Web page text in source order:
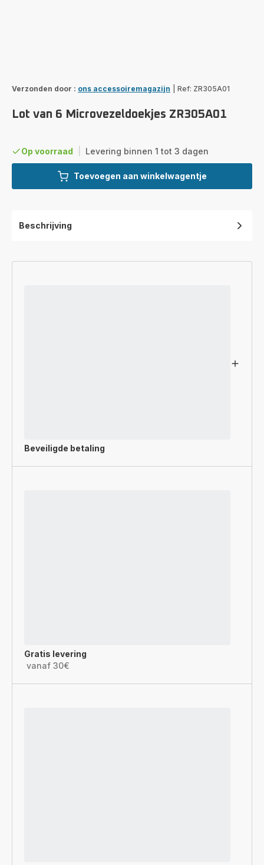
Verzonden door : ons accessoiremagazijn Ref: ZR305A01
Lot van 6 Microvezeldoekjes ZR305A01
Op voorraad Levering binnen 1 tot 3 dagen
Toevoegen aan winkelwagentje
Beschrijving
Beveiligde betaling
Gratis levering
vanaf 30€